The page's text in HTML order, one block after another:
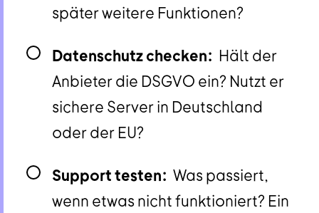
später weitere Funktionen?
Datenschutz checken: Hält der
Anbieter die DSGVO ein? Nutzt er
sichere Server in Deutschland
oder der EU?
Support testen: Was passiert,
wenn etwas nicht funktioniert? Ein